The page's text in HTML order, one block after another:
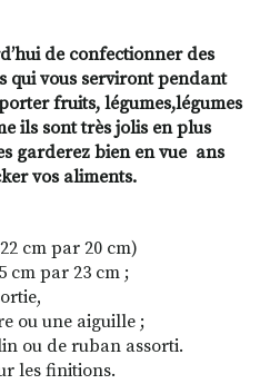
FACEBOOKINSTAGRAM
LINKEDINYOUTUBE
de confectionner des
qui vous serviront pendant
fruits, légumes,légumes
ils sont très jolis en plus
garderez bien en vue ans
vos aliments.
cm par 20 cm)
cm par 23 cm ;
ou une aiguille ;
ou de ruban assorti.
les finitions.